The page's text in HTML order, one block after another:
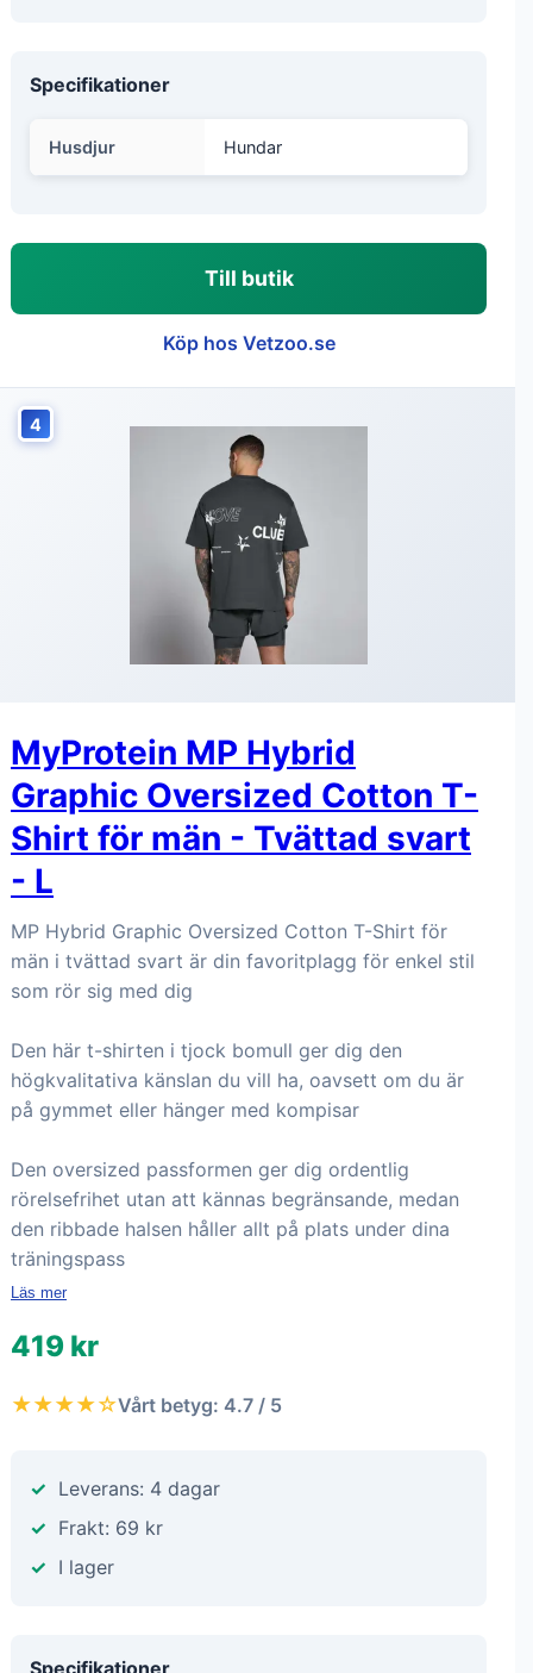
Specifikationer
Husdjur Hundar
Till butik
Köp hos Vetzoo.se
4
MyProtein MP Hybrid
Graphic Oversized Cotton T-
Shirt för män - Tvättad svart
- L
MP Hybrid Graphic Oversized Cotton T-Shirt för
män i tvättad svart är din favoritplagg för enkel stil
som rör sig med dig
Den här t-shirten i tjock bomull ger dig den
högkvalitativa känslan du vill ha, oavsett om du är
på gymmet eller hänger med kompisar
Den oversized passformen ger dig ordentlig
rörelsefrihet utan att kännas begränsande, medan
den ribbade halsen håller allt på plats under dina
träningspass
Läs mer
419 kr
★★★★☆Vårt betyg: 4.7 / 5
Leverans: 4 dagar
Frakt: 69 kr
I lager
Specifikationer